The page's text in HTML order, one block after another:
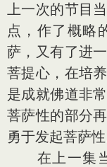
上一次的节目
点，作了概略
萨，又有了进
菩提心，在培
是成就佛道非
菩萨性的部分
勇于发起菩萨性
在上一集当